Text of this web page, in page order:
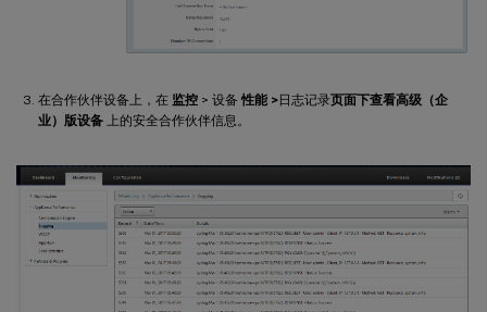
在合作伙伴设备上，在 监控 > 设备 性能 > 日志记录页面下查看高级（企
业）版设备 上的安全合作伙伴信息。